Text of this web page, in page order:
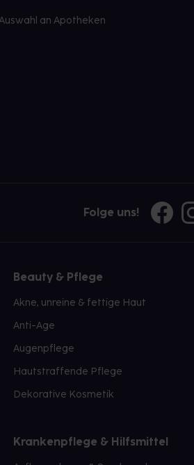
an Apotheken
Folge uns!
Beauty & Pflege
Akne, unreine & fettige Haut
Anti-Age
Augenpflege
Hautstraffende Pflege
Dekorative Kosmetik
Krankenpflege & Hilfsmittel